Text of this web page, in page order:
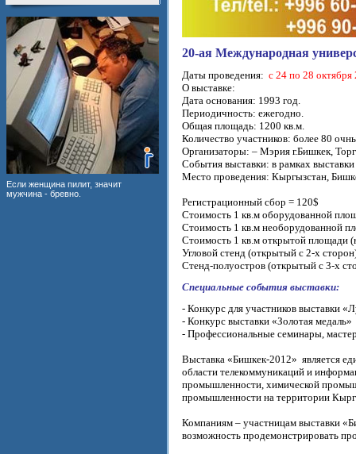
Если женщина пилит, значит
мужчина - бревно.
20-ая Международная
Даты проведения: с 24 по 28 октября
О выставке:
Дата основания: 1993 год.
Периодичность: ежегодно.
Общая площадь: 1200 кв.м.
Количество участников: более 80
Организаторы: – Мэрия г.Бишкек,
События выставки: в рамках
Место проведения: Кыргызстан,
Регистрационный сбор = 120$
Стоимость 1 кв.м оборудованной
Стоимость 1 кв.м необорудованной
Стоимость 1 кв.м открытой площади
Угловой стенд (открытый с 2-х
Стенд-полуостров (открытый с 3-х
Специальные события выставки:
- Конкурс для участников выставки
- Конкурс выставки «Золотая медаль»
- Профессиональные семинары,
Выставка «Бишкек-2012» является
области телекоммуникаций и
промышленности, химической
промышленности на территории
Компаниям – участницам выставки
возможность продемонстрировать